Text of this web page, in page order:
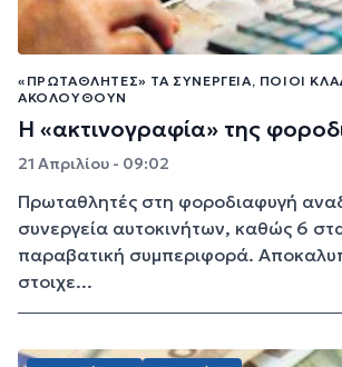
«ΠΡΩΤΑΘΛΗΤΈΣ» ΤΑ ΣΥΝΕΡΓΕΊΑ, ΠΟΙΟΙ
ΑΚΟΛΟΥΘΟΎΝ
Η «ακτινογραφία» της
21 Απριλίου - 09:02
Πρωταθλητές στη φοροδιαφυγή
συνεργεία αυτοκινήτων, καθώς 6
παραβατική συμπεριφορά.
στοιχε...